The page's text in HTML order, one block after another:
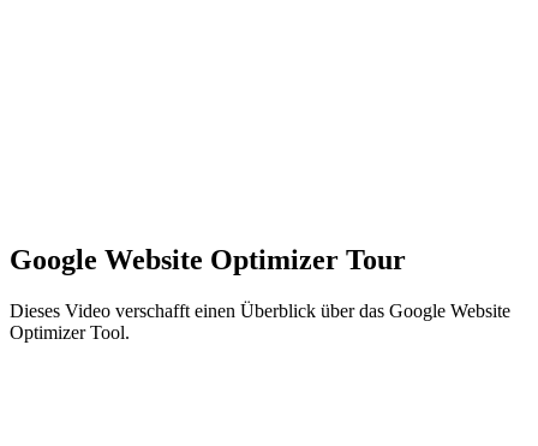
Google Website Optimizer Tour
Dieses Video verschafft einen Überblick über das Google Website
Optimizer Tool.